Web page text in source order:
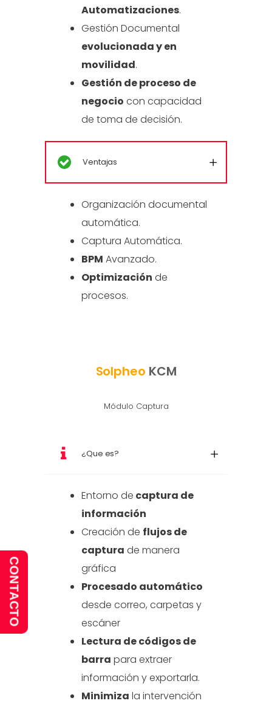
CONTACTO
Automatizaciones.
Gestión Documental
evolucionada y en
movilidad.
Gestión de proceso de
negocio con capacidad
de toma de decisión.
Ventajas
Organización documental
automática.
Captura Automática.
BPM Avanzado.
Optimización de
procesos.
Solpheo KCM
Módulo Captura
¿Que es?
Entorno de captura de
información
Creación de flujos de
captura de manera
gráfica
Procesado automático
desde correo, carpetas y
escáner
Lectura de códigos de
barra para extraer
información y exportarla.
Minimiza la intervención